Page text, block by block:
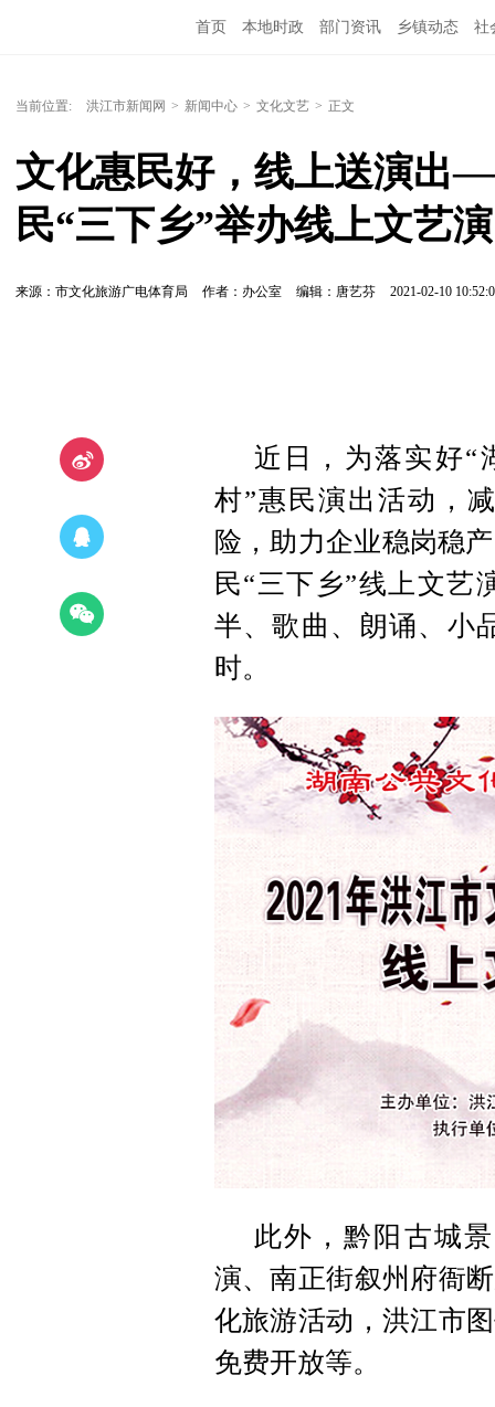
首页 本地时政 部门资讯 乡镇动态 社
当前位置: 洪江市新闻网 > 新闻中心 > 文化文艺 > 正文
文化惠民好，线上送演出
民“三下乡”举办线上文艺
来源：市文化旅游广电体育局 作者：办公室 编辑：唐艺芬 2021-02-10
近日，为落实好“
村”惠民演出活动，
险，助力企业稳岗稳
民“三下乡”线上文艺
半、歌曲、朗诵、小
时。
此外，黔阳古城
演、南正街叙州府衙
化旅游活动，洪江市
免费开放等。